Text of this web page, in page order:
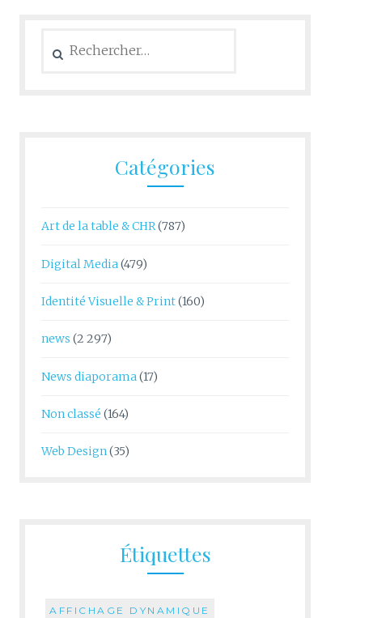
Catégories
Art de la table & CHR(787)
Digital Media (479)
Identité Visuelle & Print(160)
news (2 297)
News diaporama(17)
Non classé (164)
Web Design(35)
Étiquettes
AFFICHAGE DYNAMIQUE